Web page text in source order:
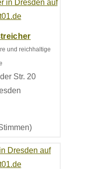
und reichhaltige
Str. 20